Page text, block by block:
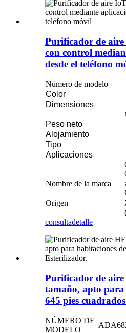
Purificador de
con control
desde el teléfono
Número de modelo
Color
Dimensiones
Peso neto
Alojamiento
Tipo
Aplicaciones
Nombre de la marca
Origen
consultadetalle
Purificador de
tamaño, apto para
645 pies
NÚMERO DE
MODELO